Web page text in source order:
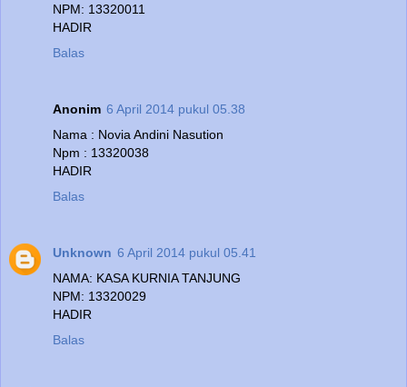
NPM: 13320011
HADIR
Balas
Anonim 6 April 2014 pukul 05.38
Nama : Novia Andini Nasution
Npm : 13320038
HADIR
Balas
Unknown 6 April 2014 pukul 05.41
NAMA: KASA KURNIA TANJUNG
NPM: 13320029
HADIR
Balas